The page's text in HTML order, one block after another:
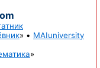
» • MAIuniversity
»